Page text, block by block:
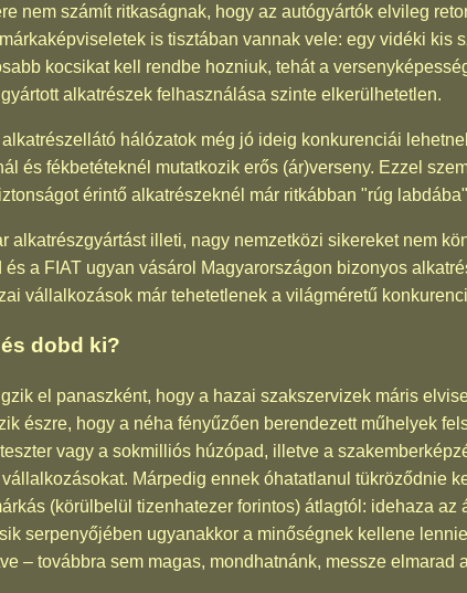
nem számít ritkaságnak, hogy az autógyártók elvileg
is tisztában vannak vele: egy vidéki kis
kocsikat kell rendbe hozniuk, tehát a
alkatrészek felhasználása szinte elkerülhetetlen.
hálózatok még jó ideig konkurenciái
és fékbetéteknél mutatkozik erős (ár)verseny. Ezzel
érintő alkatrészeknél már ritkábban "rúg
alkatrészgyártást illeti, nagy nemzetközi sikereket nem
és a FIAT ugyan vásárol Magyarországon bizonyos
vállalkozások már tehetetlenek a világméretű
dobd ki?
el panaszként, hogy a hazai szakszervizek máris
észre, hogy a néha fényűzően berendezett műhelyek
vagy a sokmilliós húzópad, illetve a
Márpedig ennek óhatatlanul tükröződnie
(körülbelül tizenhatezer forintos) átlagtól: idehaza
serpenyőjében ugyanakkor a minőségnek kellene
– továbbra sem magas, mondhatnánk, messze elmarad